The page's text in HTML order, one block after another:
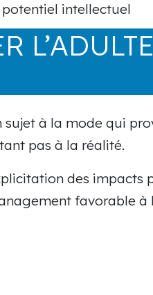
potentiel intellectuel
sujet à la mode qui
pas à la réalité.
des impacts
favorable à